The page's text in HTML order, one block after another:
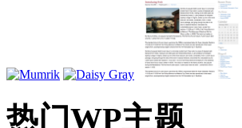
热门WP主题